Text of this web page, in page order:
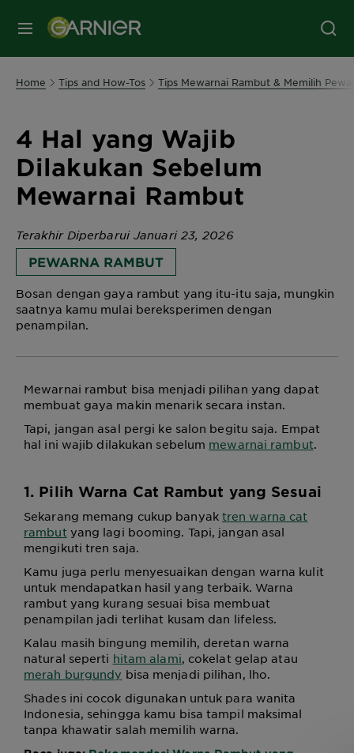
MENU
Home Tips and How-Tos Tips Mewarnai Rambut & Memilih
4 Hal yang Wajib
Dilakukan Sebelum
Mewarnai Rambut
Terakhir Diperbarui Januari 23, 2026
PEWARNA RAMBUT
Bosan dengan gaya rambut yang itu-itu saja, mungkin
saatnya kamu mulai bereksperimen dengan
penampilan.
Mewarnai rambut bisa menjadi pilihan yang dapat
membuat gaya makin menarik secara instan.
Tapi, jangan asal pergi ke salon begitu saja. Empat
hal ini wajib dilakukan sebelum mewarnai rambut.
1. Pilih Warna Cat Rambut yang Sesuai
Sekarang memang cukup banyak tren warna cat
rambutyang lagi booming. Tapi, jangan asal
mengikuti tren saja.
Kamu juga perlu menyesuaikan dengan warna kulit
untuk mendapatkan hasil yang terbaik. Warna
rambut yang kurang sesuai bisa membuat
penampilan jadi terlihat kusam dan lifeless.
Kalau masih bingung memilih, deretan warna
natural seperti hitam alami, cokelat gelap atau
merah burgundy bisa menjadi pilihan, lho.
Shades ini cocok digunakan untuk para wanita
Indonesia, sehingga kamu bisa tampil maksimal
tanpa khawatir salah memilih warna.